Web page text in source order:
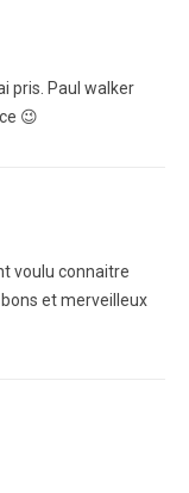
pris. Paul walker
😉
voulu connaitre
et merveilleux